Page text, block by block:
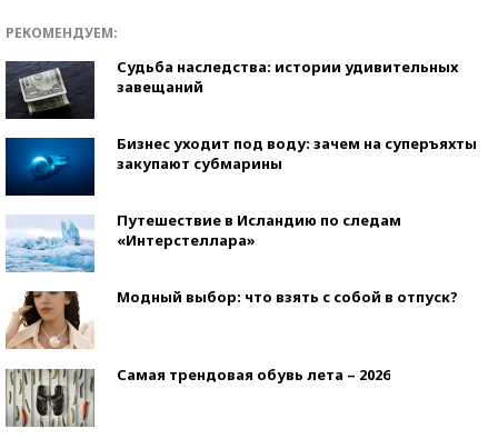
РЕКОМЕНДУЕМ:
Судьба наследства: истории удивительных
завещаний
Бизнес уходит под воду: зачем на суперъяхты
закупают субмарины
Путешествие в Исландию по следам
«Интерстеллара»
Модный выбор: что взять с собой в отпуск?
Самая трендовая обувь лета – 2026